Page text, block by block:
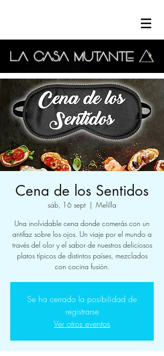
Cena de los Sentidos
sáb, 16 sept
  |
Melilla
Una inolvidable cena donde comerás con un
antifaz sobre los ojos. Un viaje por el mundo a
través del olor y el sabor de nuestros deliciosos
platos típicos de distintos países, mezclados
con cocina fusión.
Se ha cerrado la posibilidad de
registrarse
Ver otros eventos